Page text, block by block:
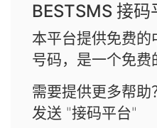
BESTSMS 接码
本平台提供免费
号码，是一个免
需要提供更多帮
发送 "接码平台"